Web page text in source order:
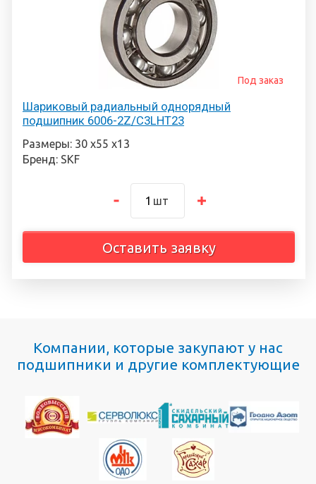
Шариковый радиальный однорядный
подшипник 6006-2Z/C3LHT23
Под заказ
Размеры: 30 х55 х13
Бренд: SKF
шт
Оставить заявку
Компании, которые закупают у нас
подшипники и другие комплектующие